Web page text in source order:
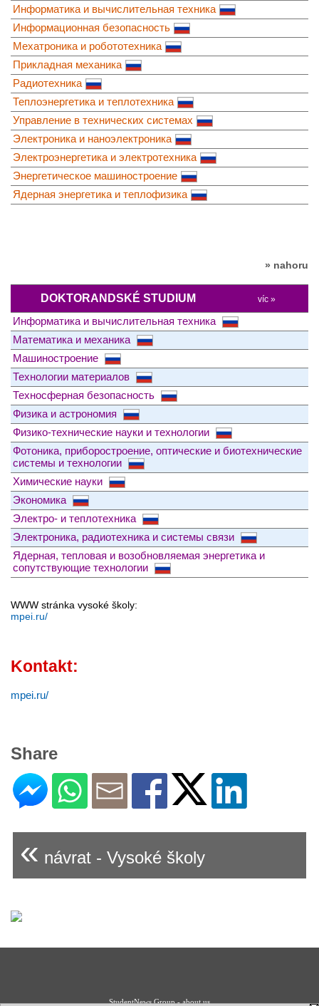
Информатика и вычислительная техника
Информационная безопасность
Мехатроника и робототехника
Прикладная механика
Радиотехника
Теплоэнергетика и теплотехника
Управление в технических системах
Электроника и наноэлектроника
Электроэнергетика и электротехника
Энергетическое машиностроение
Ядерная энергетика и теплофизика
» nahoru
DOKTORANDSKÉ STUDIUM víc »
Информатика и вычислительная техника
Математика и механика
Машиностроение
Технологии материалов
Техносферная безопасность
Физика и астрономия
Физико-технические науки и технологии
Фотоника, приборостроение, оптические и биотехнические
системы и технологии
Химические науки
Экономика
Электро- и теплотехника
Электроника, радиотехника и системы связи
Ядерная, тепловая и возобновляемая энергетика и
сопутствующие технологии
WWW stránka vysoké školy:
mpei.ru/
Kontakt:
mpei.ru/
Share
« návrat - Vysoké školy
StudentNews Group - about us